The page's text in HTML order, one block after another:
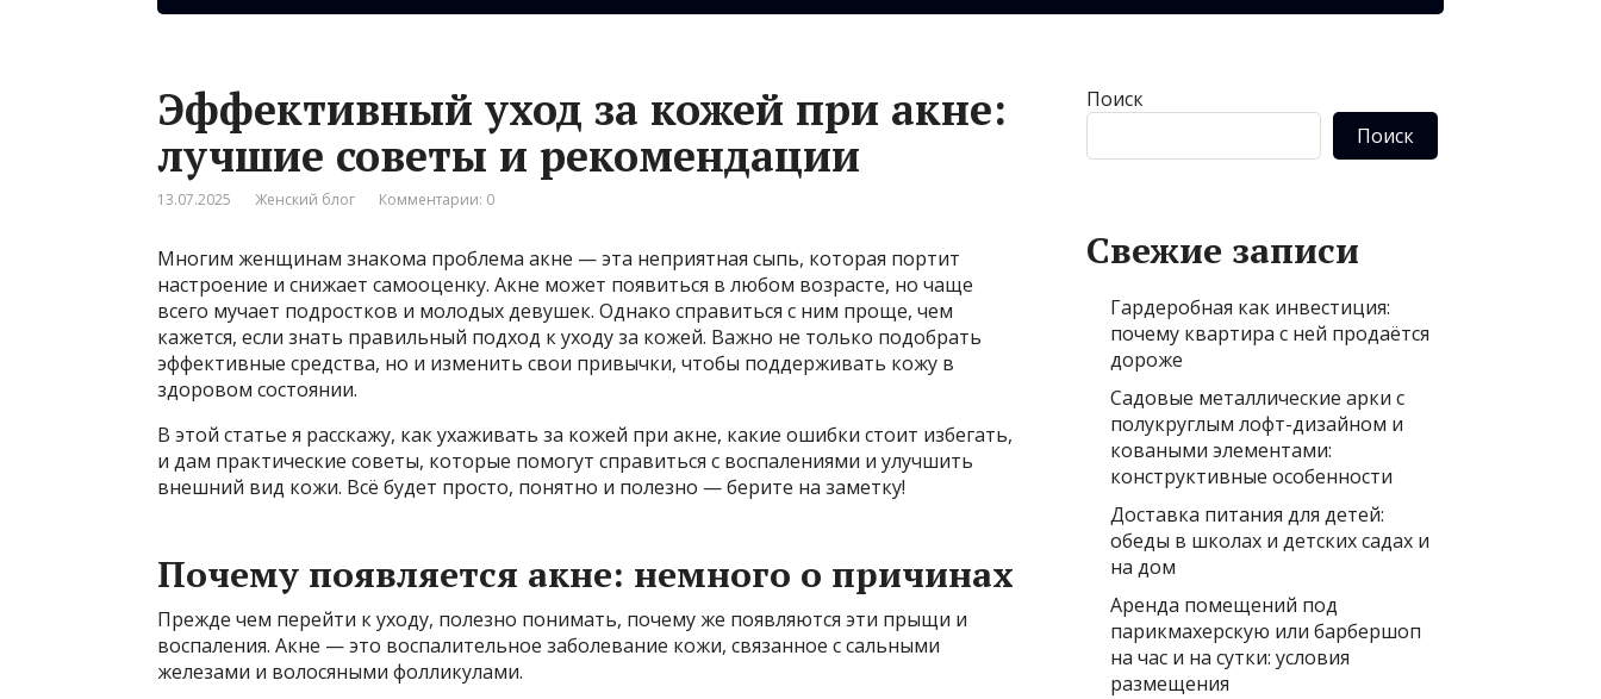
Эффективный уход за кожей при акне:
лучшие советы и рекомендации
13.07.2025 Женский блог Комментарии: 0
Многим женщинам знакома проблема акне — эта неприятная сыпь, которая портит
настроение и снижает самооценку. Акне может появиться в любом возрасте, но чаще
всего мучает подростков и молодых девушек. Однако справиться с ним проще, чем
кажется, если знать правильный подход к уходу за кожей. Важно не только подобрать
эффективные средства, но и изменить свои привычки, чтобы поддерживать кожу в
здоровом состоянии.
В этой статье я расскажу, как ухаживать за кожей при акне, какие ошибки стоит избегать,
и дам практические советы, которые помогут справиться с воспалениями и улучшить
внешний вид кожи. Всё будет просто, понятно и полезно — берите на заметку!
Почему появляется акне: немного о причинах
Прежде чем перейти к уходу, полезно понимать, почему же появляются эти прыщи и
воспаления. Акне — это воспалительное заболевание кожи, связанное с сальными
железами и волосяными фолликулами.
Поиск
Поиск
Свежие записи
Гардеробная как инвестиция:
почему квартира с ней продаётся
дороже
Садовые металлические арки с
полукруглым лофт-дизайном и
коваными элементами:
конструктивные особенности
Доставка питания для детей:
обеды в школах и детских садах и
на дом
Аренда помещений под
парикмахерскую или барбершоп
на час и на сутки: условия
размещения